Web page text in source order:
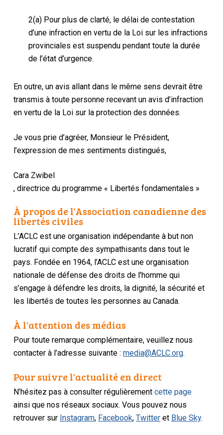
2(a) Pour plus de clarté, le délai de contestation
d’une infraction en vertu de la Loi sur les infractions
provinciales est suspendu pendant toute la durée
de l’état d’urgence.
En outre, un avis allant dans le même sens devrait être
transmis à toute personne recevant un avis d’infraction
en vertu de la Loi sur la protection des données.
Je vous prie d’agréer, Monsieur le Président,
l’expression de mes sentiments distingués,
Cara Zwibel
, directrice du programme « Libertés fondamentales »
À propos de l'Association canadienne des
libertés civiles
L’ACLC est une organisation indépendante à but non
lucratif qui compte des sympathisants dans tout le
pays. Fondée en 1964, l’ACLC est une organisation
nationale de défense des droits de l’homme qui
s’engage à défendre les droits, la dignité, la sécurité et
les libertés de toutes les personnes au Canada.
À l'attention des médias
Pour toute remarque complémentaire, veuillez nous
contacter à l’adresse suivante :media@ACLC.org.
Pour suivre l'actualité en direct
N’hésitez pas à consulter régulièrementcette page
ainsi que nos réseaux sociaux. Vous pouvez nous
retrouver sur Instagram, Facebook,Twitter et Blue Sky.